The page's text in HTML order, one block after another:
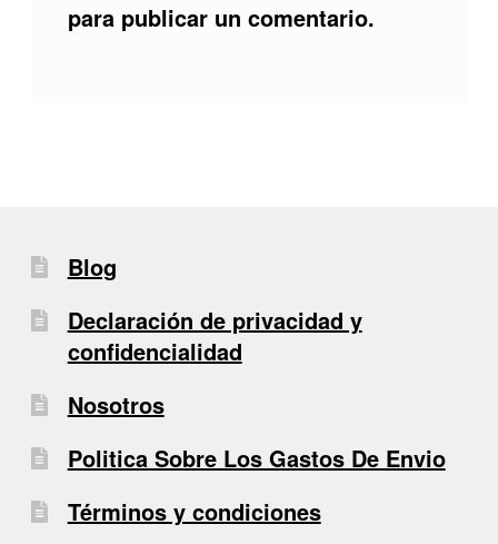
para publicar un comentario.
Blog
Declaración de privacidad y
confidencialidad
Nosotros
Politica Sobre Los Gastos De Envio
Términos y condiciones